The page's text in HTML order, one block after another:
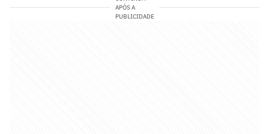
APÓS A
PUBLICIDADE